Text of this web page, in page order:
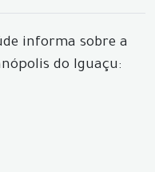
informa sobre a
do Iguaçu: